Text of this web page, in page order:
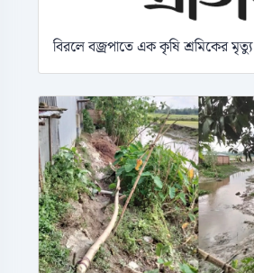
বিরলে বজ্রপাতে এক কৃষি শ্রমিকের মৃত্যু